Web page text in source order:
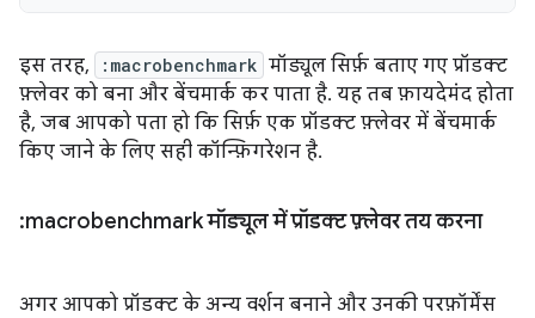
इस तरह, :macrobenchmark मॉड्यूल सिर्फ़ बताए गए प्रॉडक्ट
फ़्लेवर को बना और बेंचमार्क कर पाता है. यह तब फ़ायदेमंद होता
है, जब आपको पता हो कि सिर्फ़ एक प्रॉडक्ट फ़्लेवर में बेंचमार्क
किए जाने के लिए सही कॉन्फ़िगरेशन है.
:macrobenchmark मॉड्यूल में प्रॉडक्ट फ़्लेवर तय करना
अगर आपको प्रॉडक्ट के अन्य वर्शन बनाने और उनकी परफ़ॉर्मेंस